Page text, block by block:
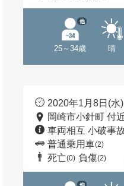
25～34歳
他
晴
2020年1月8日(水
岡崎市小針町 付
車両相互 小破事
普通乗用車(2)
死亡(0) 負傷(2)
他